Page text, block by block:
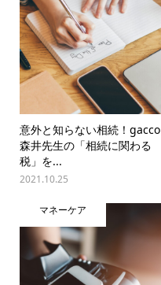
意外と知らない相続！gacco
森井先生の「相続に関わる
税」を...
2021.10.25
マネーケア